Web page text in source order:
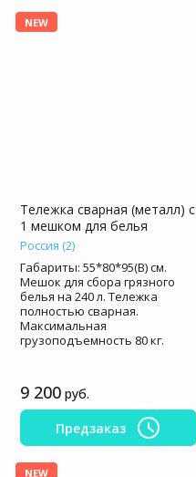
NEW
Тележка сварная (металл) с
1 мешком для белья
Россия (2)
Габариты: 55*80*95(В) см.
Мешок для сбора грязного
белья на 240 л. Тележка
полностью сварная.
Максимальная
грузоподъемность 80 кг.
9 200 руб.
Предзаказ
NEW